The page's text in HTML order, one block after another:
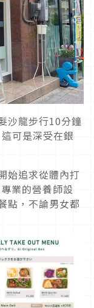
沙龍步行10分鐘
可是深受在銀
始追求從體內打
業的營養師設
點，不論男女都